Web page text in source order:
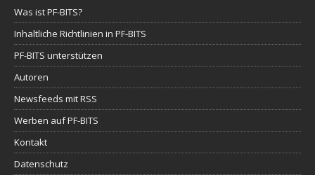
Was ist PF-BITS?
Inhaltliche Richtlinien in PF-BITS
PF-BITS unterstützen
Autoren
Newsfeeds mit RSS
Werben auf PF-BITS
Kontakt
Datenschutz